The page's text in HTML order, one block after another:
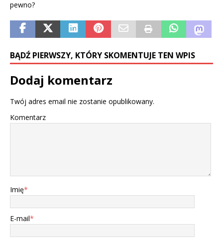
pewno?
BĄDŹ PIERWSZY, KTÓRY SKOMENTUJE TEN WPIS
Dodaj komentarz
Twój adres email nie zostanie opublikowany.
Komentarz
Imię*
E-mail*